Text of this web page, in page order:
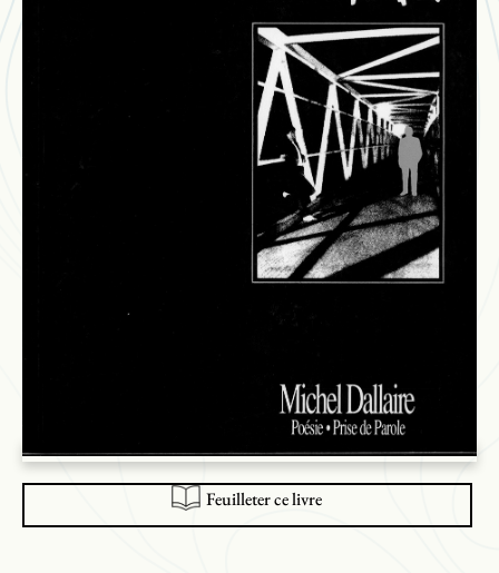
Feuilleter ce livre